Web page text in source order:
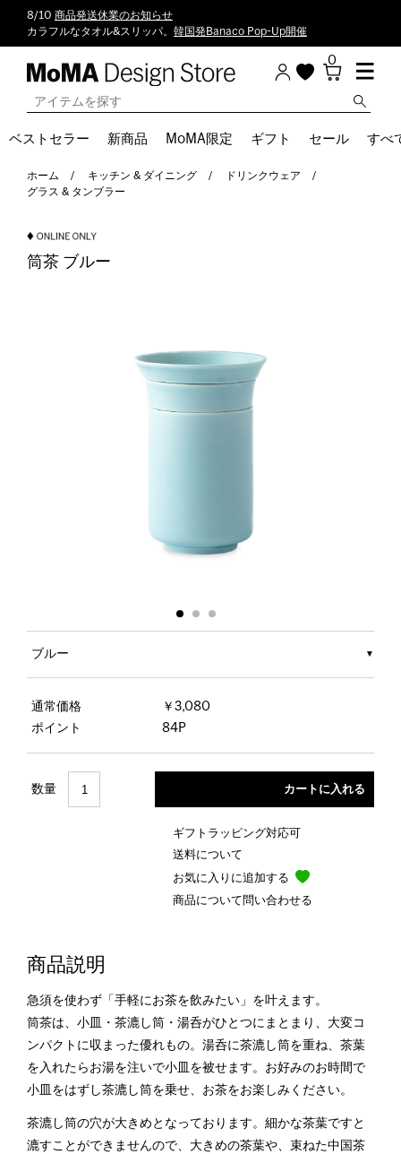
8/10 商品発送休業のお知らせ
カラフルなタオル&スリッパ。 韓国発Banaco Pop-Up開催
0
ベストセラー 新商品 MoMA限定 ギフト セール すべ
ホーム キッチン & ダイニング
ドリンクウェア
グラス & タンブラー
筒茶 ブルー
ブルー
通常価格
￥3,080
ポイント
84P
数量
ギフトラッピング対応可
送料について
お気に入りに追加する
商品について問い合わせる
商品説明
急須を使わず「手軽にお茶を飲みたい」を叶えます。
筒茶は、小皿・茶漉し筒・湯呑がひとつにまとまり、大変コ
ンパクトに収まった優れもの。湯呑に茶漉し筒を重ね、茶葉
を入れたらお湯を注いで小皿を被せます。お好みのお時間で
小皿をはずし茶漉し筒を乗せ、お茶をお楽しみください。
茶漉し筒の穴が大きめとなっております。細かな茶葉ですと
漉すことができませんので、大きめの茶葉や、束ねた中国茶